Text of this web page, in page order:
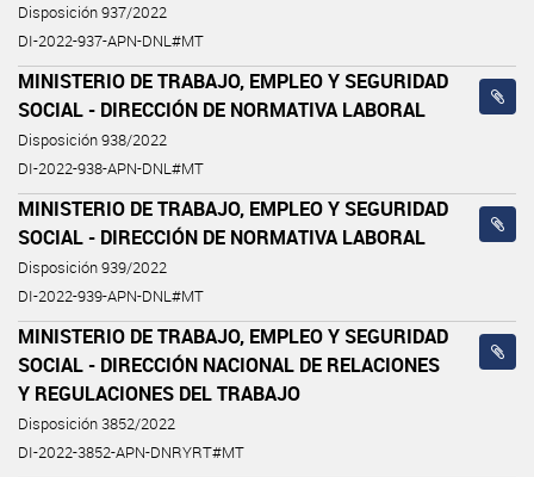
Disposición 937/2022
DI-2022-937-APN-DNL#MT
MINISTERIO DE TRABAJO, EMPLEO Y SEGURIDAD
SOCIAL - DIRECCIÓN DE NORMATIVA LABORAL
Disposición 938/2022
DI-2022-938-APN-DNL#MT
MINISTERIO DE TRABAJO, EMPLEO Y SEGURIDAD
SOCIAL - DIRECCIÓN DE NORMATIVA LABORAL
Disposición 939/2022
DI-2022-939-APN-DNL#MT
MINISTERIO DE TRABAJO, EMPLEO Y SEGURIDAD
SOCIAL - DIRECCIÓN NACIONAL DE RELACIONES
Y REGULACIONES DEL TRABAJO
Disposición 3852/2022
DI-2022-3852-APN-DNRYRT#MT